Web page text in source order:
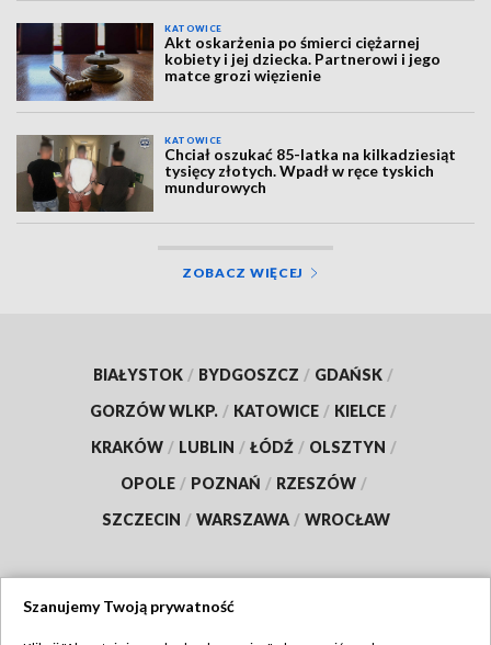
KATOWICE
Akt oskarżenia po śmierci ciężarnej
kobiety i jej dziecka. Partnerowi i jego
matce grozi więzienie
KATOWICE
Chciał oszukać 85-latka na kilkadziesiąt
tysięcy złotych. Wpadł w ręce tyskich
mundurowych
ZOBACZ WIĘCEJ
BIAŁYSTOK / BYDGOSZCZ / GDAŃSK /
GORZÓW WLKP. / KATOWICE / KIELCE /
KRAKÓW / LUBLIN / ŁÓDŹ / OLSZTYN /
OPOLE / POZNAŃ / RZESZÓW /
SZCZECIN / WARSZAWA / WROCŁAW
Szanujemy Twoją prywatność